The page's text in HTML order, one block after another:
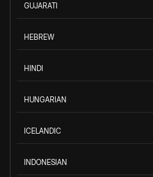
GUJARATI
HEBREW
HINDI
HUNGARIAN
ICELANDIC
INDONESIAN